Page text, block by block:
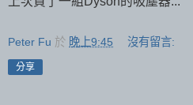
Peter Fu 於 晚上9:45 沒有留言:
分享